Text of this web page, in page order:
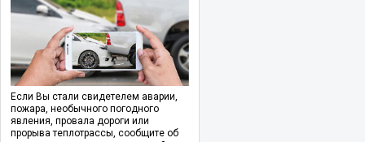
Если Вы стали свидетелем аварии,
пожара, необычного погодного
явления, провала дороги или
прорыва теплотрассы, сообщите об